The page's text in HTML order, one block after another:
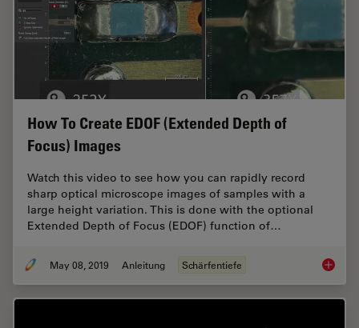
How To Create EDOF (Extended Depth of
Focus) Images
Watch this video to see how you can rapidly record
sharp optical microscope images of samples with a
large height variation. This is done with the optional
Extended Depth of Focus (EDOF) function of…
May 08, 2019 Anleitung Schärfentiefe How